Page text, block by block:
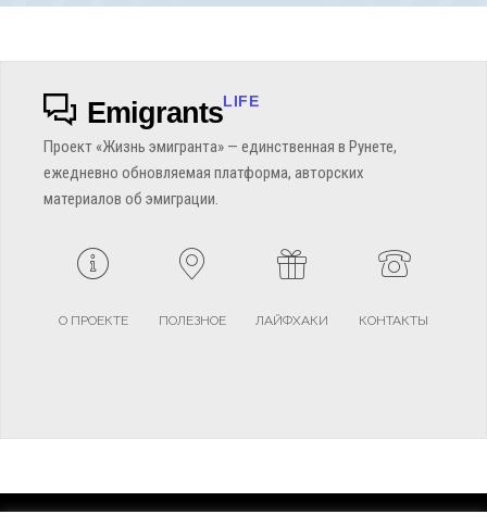
EmigrantsLIFE
Проект «Жизнь эмигранта» — единственная в Рунете,
ежедневно обновляемая платформа, авторских
материалов об эмиграции.
О ПРОЕКТЕ ПОЛЕЗНОЕ ЛАЙФХАКИ КОНТАКТЫ